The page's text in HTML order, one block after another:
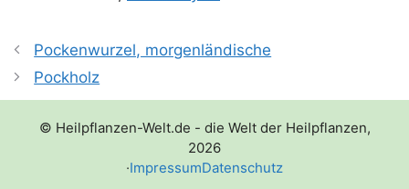
Pockenwurzel, morgenländische
Pockholz
© Heilpflanzen-Welt.de - die Welt der Heilpflanzen,
2026
·ImpressumDatenschutz